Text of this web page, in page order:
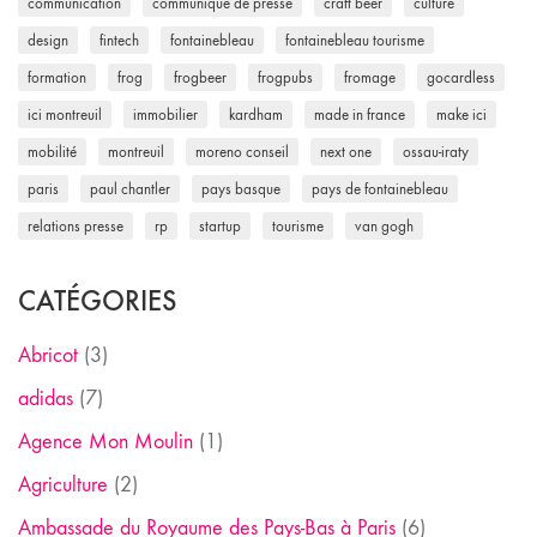
design fintech fontainebleau fontainebleau tourisme
formation frog frogbeer frogpubs fromage gocardless
ici montreuil immobilier kardham made in france make ici
mobilité montreuil moreno conseil next one ossau-iraty
paris paul chantler pays basque pays de fontainebleau
relations presse rp startup tourisme van gogh
CATÉGORIES
Abricot (3)
adidas (7)
Agence Mon Moulin (1)
Agriculture (2)
Ambassade du Royaume des Pays-Bas à Paris (6)